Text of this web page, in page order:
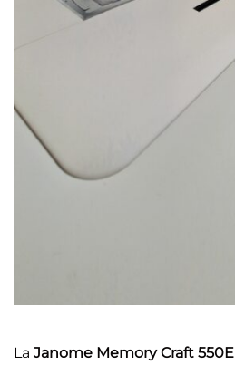
La Janome Memory Craft 550E